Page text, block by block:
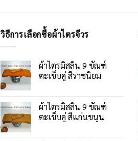
วิธีการเลือกซื้อผ้าไตรจีวร
ผ้าไตรมิสลิน 9 ขัณฑ์
ตะเข็บคู่ สีราชนิยม
ผ้าไตรมิสลิน 9 ขัณฑ์
ตะเข็บคู่ สีแก่นขนุน